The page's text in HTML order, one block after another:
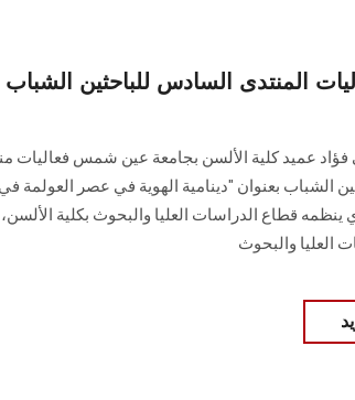
المنتدى السادس للباحثين
فؤاد عميد كلية الألسن بجامعة عين شمس فعاليات
الشباب بعنوان "دينامية الهوية في عصر العولمة في
ينظمه قطاع الدراسات العليا والبحوث بكلية
العليا والبحوث